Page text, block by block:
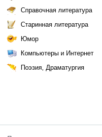
Справочная литература
Старинная литература
Юмор
Компьютеры и Интернет
Поэзия, Драматургия